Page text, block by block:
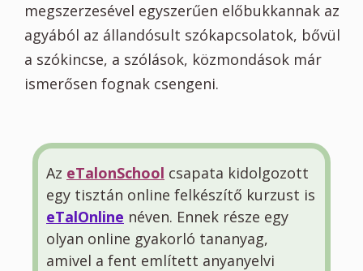
megszerzesével egyszerűen előbukkannak az
agyából az állandósult szókapcsolatok, bővül
a szókincse, a szólások, közmondások már
ismerősen fognak csengeni.
Az eTalonSchool csapata kidolgozott
egy tisztán online felkészítő kurzust is
eTalOnline néven. Ennek része egy
olyan online gyakorló tananyag,
amivel a fent említett anyanyelvi